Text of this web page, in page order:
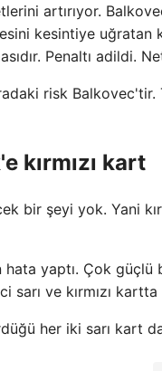
artırıyor.
kesintiye
Penaltı adildi.
risk
kırmızı kart
bir şeyi yok. Yani
yaptı. Çok güçlü
sarı ve kırmızı
her iki sarı kart